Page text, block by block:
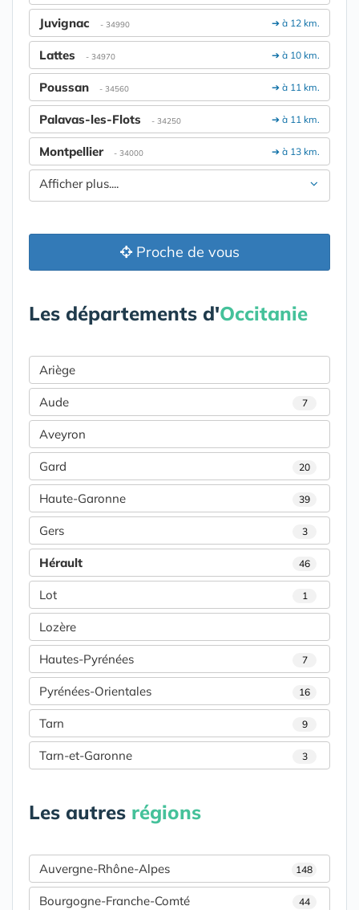
➔ à 12 km.
Juvignac - 34990
➔ à 10 km.
Lattes - 34970
➔ à 11 km.
Poussan - 34560
➔ à 11 km.
Palavas-les-Flots - 34250
➔ à 13 km.
Montpellier - 34000
Afficher plus....
Proche de vous
Les départements d'Occitanie
Ariège
Aude 7
Aveyron
Gard 20
Haute-Garonne 39
Gers 3
Hérault 46
Lot 1
Lozère
Hautes-Pyrénées 7
Pyrénées-Orientales 16
Tarn 9
Tarn-et-Garonne 3
Les autres régions
Auvergne-Rhône-Alpes 148
Bourgogne-Franche-Comté 44